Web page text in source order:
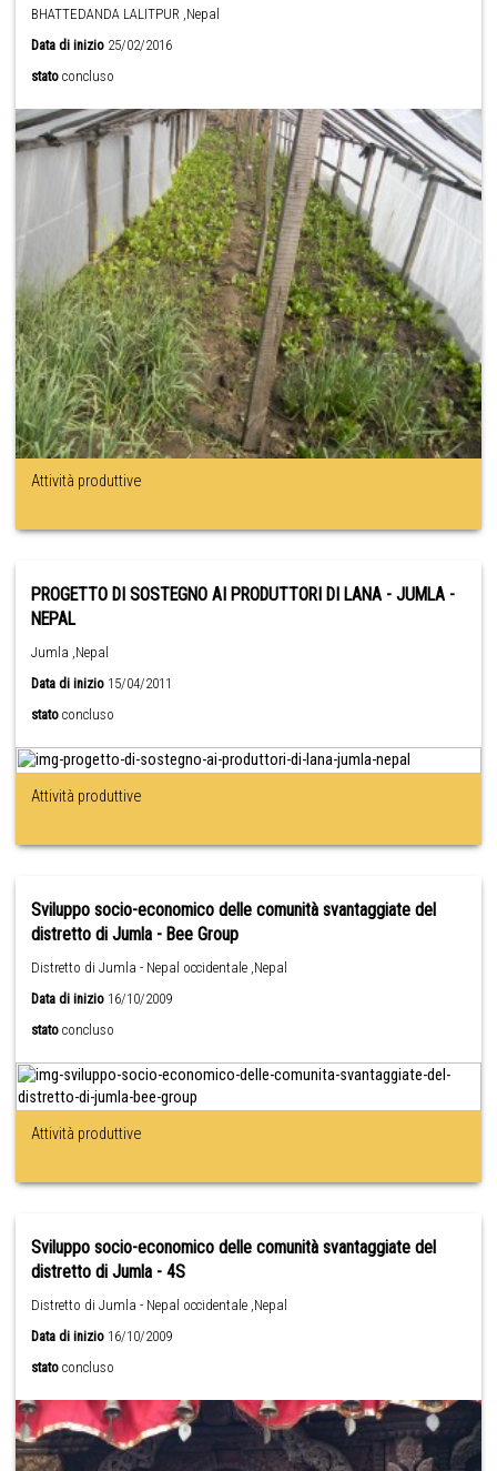
BHATTEDANDA LALITPUR ,Nepal
Data di inizio 25/02/2016
stato concluso
Attività produttive
PROGETTO DI SOSTEGNO AI PRODUTTORI DI LANA - JUMLA -
NEPAL
Jumla ,Nepal
Data di inizio 15/04/2011
stato concluso
Attività produttive
Sviluppo socio-economico delle comunità svantaggiate del
distretto di Jumla - Bee Group
Distretto di Jumla - Nepal occidentale ,Nepal
Data di inizio 16/10/2009
stato concluso
Attività produttive
Sviluppo socio-economico delle comunità svantaggiate del
distretto di Jumla - 4S
Distretto di Jumla - Nepal occidentale ,Nepal
Data di inizio 16/10/2009
stato concluso